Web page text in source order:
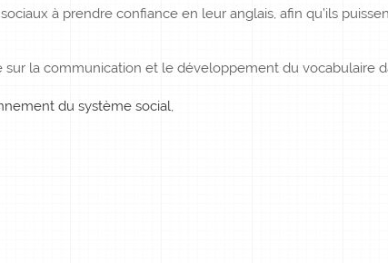
à prendre confiance en leur anglais, afin qu’ils
la communication et le développement du vocabulaire
du système social,